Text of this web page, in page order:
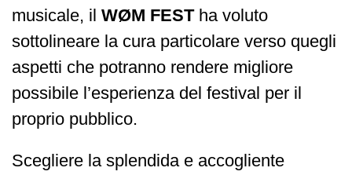
musicale, il WØM FESTha voluto
sottolineare la cura particolare verso quegli
aspetti che potranno rendere migliore
possibile l’esperienza del festival per il
proprio pubblico.
Scegliere la splendida e accogliente